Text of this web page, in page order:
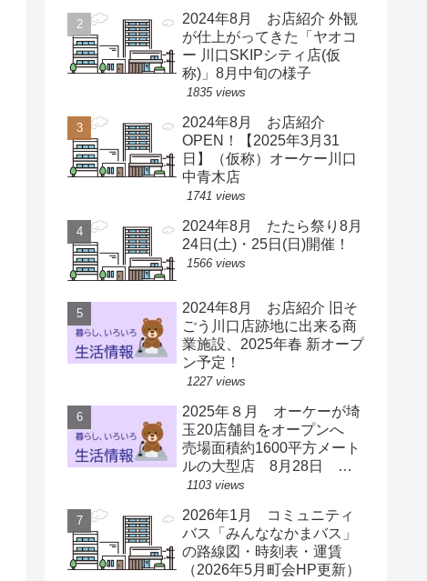
2024年8月 お店紹介 外観
が仕上がってきた「ヤオコ
ー 川口SKIPシティ店(仮
称)」8月中旬の様子
1835 views
2024年8月 お店紹介
OPEN！【2025年3月31
日】（仮称）オーケー川口
中青木店
1741 views
2024年8月 たたら祭り8月
24日(土)・25日(日)開催！
1566 views
2024年8月 お店紹介 旧そ
ごう川口店跡地に出来る商
業施設、2025年春 新オープ
ン予定！
1227 views
2025年８月 オーケーが埼
玉20店舗目をオープンへ
売場面積約1600平方メート
ルの大型店 8月28日 ス
ーパー激戦区に【出店情
1103 views
2026年1月 コミュニティ
バス「みんななかまバス」
の路線図・時刻表・運賃
（2026年5月町会HP更新）